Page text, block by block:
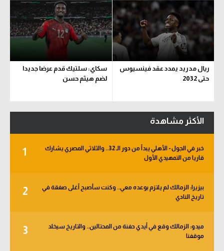
ريال مدريد يمدد عقد فينسيوس
حتى 2032
سكاي: سلتيك قدم عرضا جديدا
لضم هيثم حسن
الأكثر مشاهدة
1
خبر في الجول - الأهلي يبدأ من دور الـ 32.. والثلاثي المصري يشارك
قاريا من التمهيدي الأول
2
بيزيرا: الزمالك لم يلتزم بوعده معي.. وكنت سأصبح أغلى صفقة في
تاريخ النادي
3
ميدو: الزمالك وقع في أيدي حفنة من المحتالين.. والتاريخ سيخلد
موقفنا